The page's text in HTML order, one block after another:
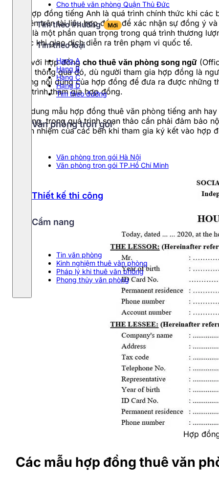
Cho thuê văn phòng Quận Thủ Đức
Tìm theo Phường Mới
Tìm theo loại
Hang A
Hạng B
Hạng C
Hạng D
Tìm theo đường
Văn phòng trọn gói
Văn phòng trọn gói Hà Nội
Văn phòng trọn gói TP.Hồ Chí Minh
Thiết kế thi công
Cẩm nang
Tin văn phòng
Kinh nghiệm thuê văn phòng
Pháp lý khi thuê văn phòng
Phong thủy văn phòng
Ký hợp đồng tiếng Anh là quá trình chính thức khi
ký tên trên tài liệu hợp đồng để xác nhận sự đồng ý
Anh là một phần quan trọng trong quá trình thương
hoặc khi giao dịch diễn ra trên phạm vi quốc tế.
Đối với hợp đồng cho thuê văn phòng song ngữ
ứng, thông qua đó, dù người tham gia hợp đồng là
những nội dung của hợp đồng để đưa ra được
quá trình tham gia hợp đồng.
Nội dung mẫu hợp đồng thuê văn phòng tiếng anh
thường, trong quá trình soạn thảo cần phải đảm bảo
trách nhiệm của các bên khi tham gia ký kết vào hợp
Hợp
Các mẫu hợp đồng thuê văn